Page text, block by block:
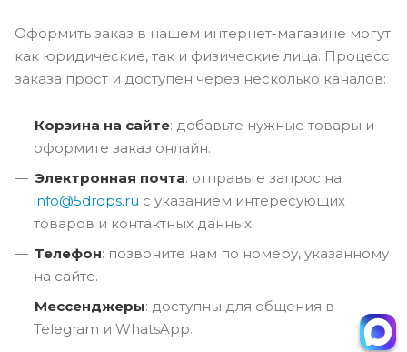
Оформить заказ в нашем интернет-магазине могут
как юридические, так и физические лица. Процесс
заказа прост и доступен через несколько каналов:
Корзина на сайте: добавьте нужные товары и
оформите заказ онлайн.
Электронная почта: отправьте запрос на
info@5drops.ru с указанием интересующих
товаров и контактных данных.
Телефон: позвоните нам по номеру, указанному
на сайте.
Мессенджеры: доступны для общения в
Telegram и WhatsApp.